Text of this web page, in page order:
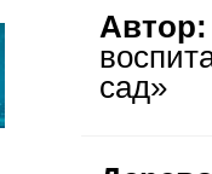
Автор:
сад»